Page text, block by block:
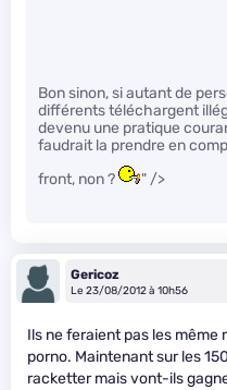
Bon sinon, si autant de
différents téléchargent
devenu une pratique
faudrait la prendre en
front, non ?
" />
Gericoz
Le 23/08/2012 à 10h56
Ils ne feraient pas les même
porno. Maintenant sur les
racketter mais vont-ils